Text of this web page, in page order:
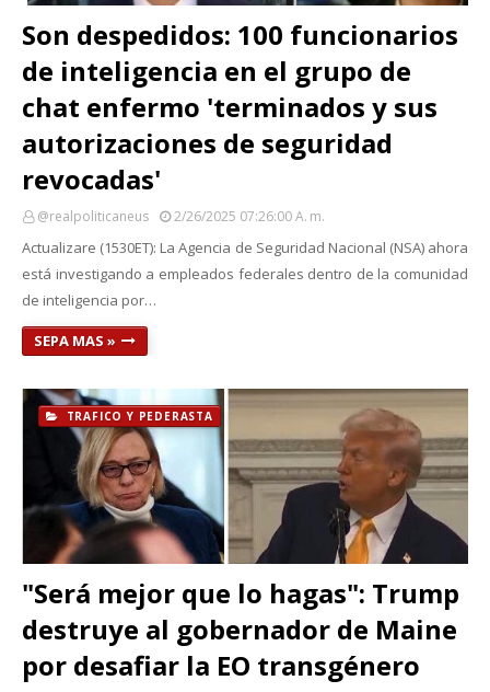
Son despedidos: 100 funcionarios
de inteligencia en el grupo de
chat enfermo 'terminados y sus
autorizaciones de seguridad
revocadas'
@realpoliticaneus 2/26/2025 07:26:00 A. M.
Actualizare (1530ET): La Agencia de Seguridad Nacional (NSA) ahora
está investigando a empleados federales dentro de la comunidad
de inteligencia por…
SEPA MAS »
TRAFICO Y PEDERASTA
"Será mejor que lo hagas": Trump
destruye al gobernador de Maine
por desafiar la EO transgénero